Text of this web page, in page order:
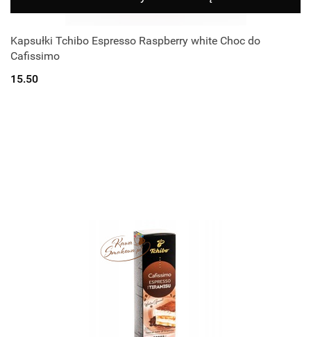
Kapsułki Tchibo Espresso Raspberry white Choc do
Cafissimo
15.50